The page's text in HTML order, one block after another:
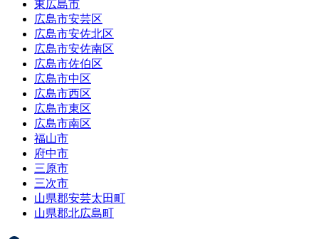
東広島市
広島市安芸区
広島市安佐北区
広島市安佐南区
広島市佐伯区
広島市中区
広島市西区
広島市東区
広島市南区
福山市
府中市
三原市
三次市
山県郡安芸太田町
山県郡北広島町